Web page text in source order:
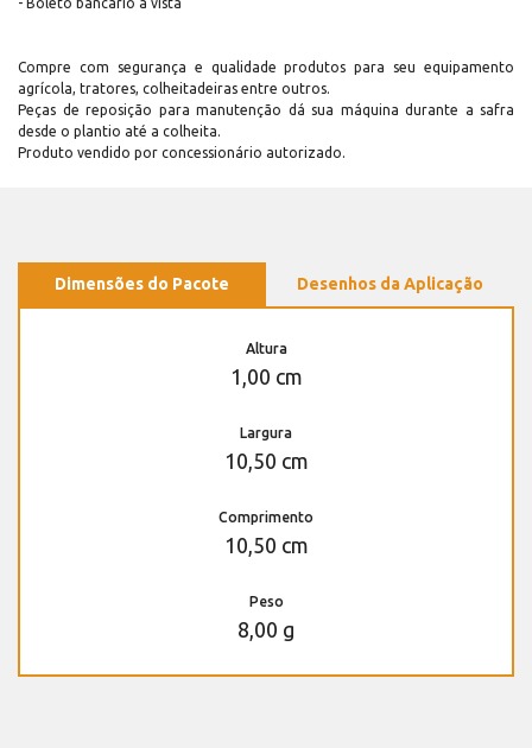
- Boleto bancário à vista
Compre com segurança e qualidade produtos para seu equipamento
agrícola, tratores, colheitadeiras entre outros.
Peças de reposição para manutenção dá sua máquina durante a safra
desde o plantio até a colheita.
Produto vendido por concessionário autorizado.
Dimensões do Pacote Desenhos da Aplicação
Altura
1,00 cm
Largura
10,50 cm
Comprimento
10,50 cm
Peso
8,00 g